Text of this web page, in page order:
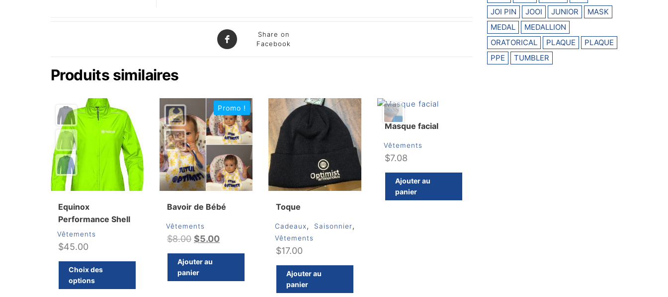
Share on
Facebook
Produits similaires
Equinox
Performance Shell
Vêtements
$45.00
Choix des
options
Promo !
Bavoir de Bébé
Vêtements
$8.00 Le
prix
initial
était :
$5.00Le
prix
est :
Ajouter au
panier
Toque
Cadeaux, Saisonnier,
Vêtements
$17.00
Ajouter au
panier
Masque facial
Vêtements
$7.08
Ajouter au
panier
JOI PIN
JOOI JUNIOR
MASK
MEDAL
MEDALLION
ORATORICAL
PLAQUE
PLAQUE
PPE
TUMBLER